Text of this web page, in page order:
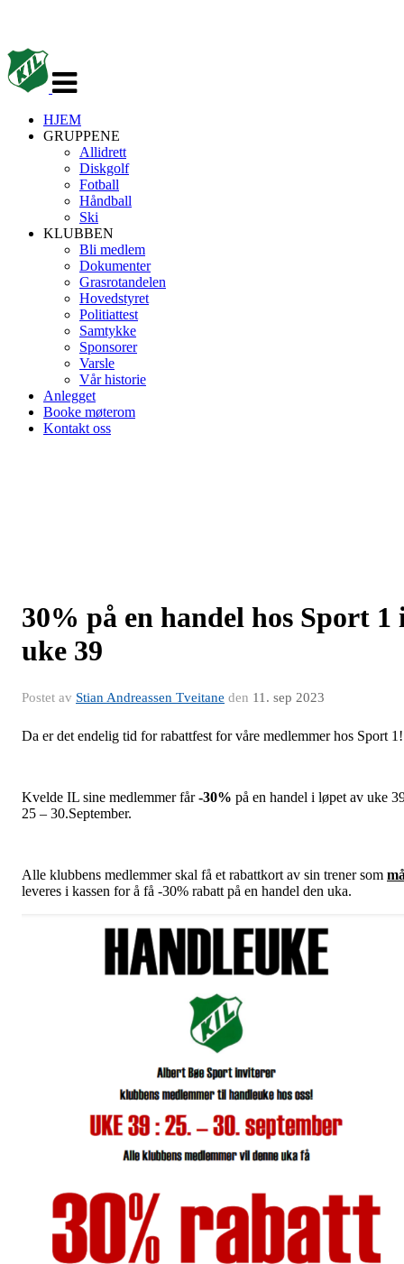
navigasjon
HJEM
GRUPPENE
Allidrett
Diskgolf
Fotball
Håndball
Ski
KLUBBEN
Bli medlem
Dokumenter
Grasrotandelen
Hovedstyret
Politiattest
Samtykke
Sponsorer
Varsle
Vår historie
Anlegget
Booke møterom
Kontakt oss
30% på en handel hos Sport 1
uke 39
Postet av Stian Andreassen Tveitane den 11. sep 2023
Da er det endelig tid for rabattfest for våre medlemmer hos Sport 1!
Kvelde IL sine medlemmer får-30% på en handel i løpet av uke
25 – 30.September.
Alle klubbens medlemmer skal få et rabattkort av sin trener som
leveres i kassen for å få -30% rabatt på en handel den uka.